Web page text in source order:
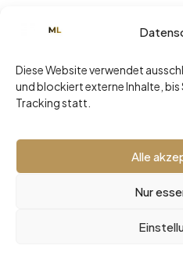
Diese Website verwendet
und blockiert externe Inhalte, bis
Tracking statt.
Alle
Nur
2026 © Malaika Loher -